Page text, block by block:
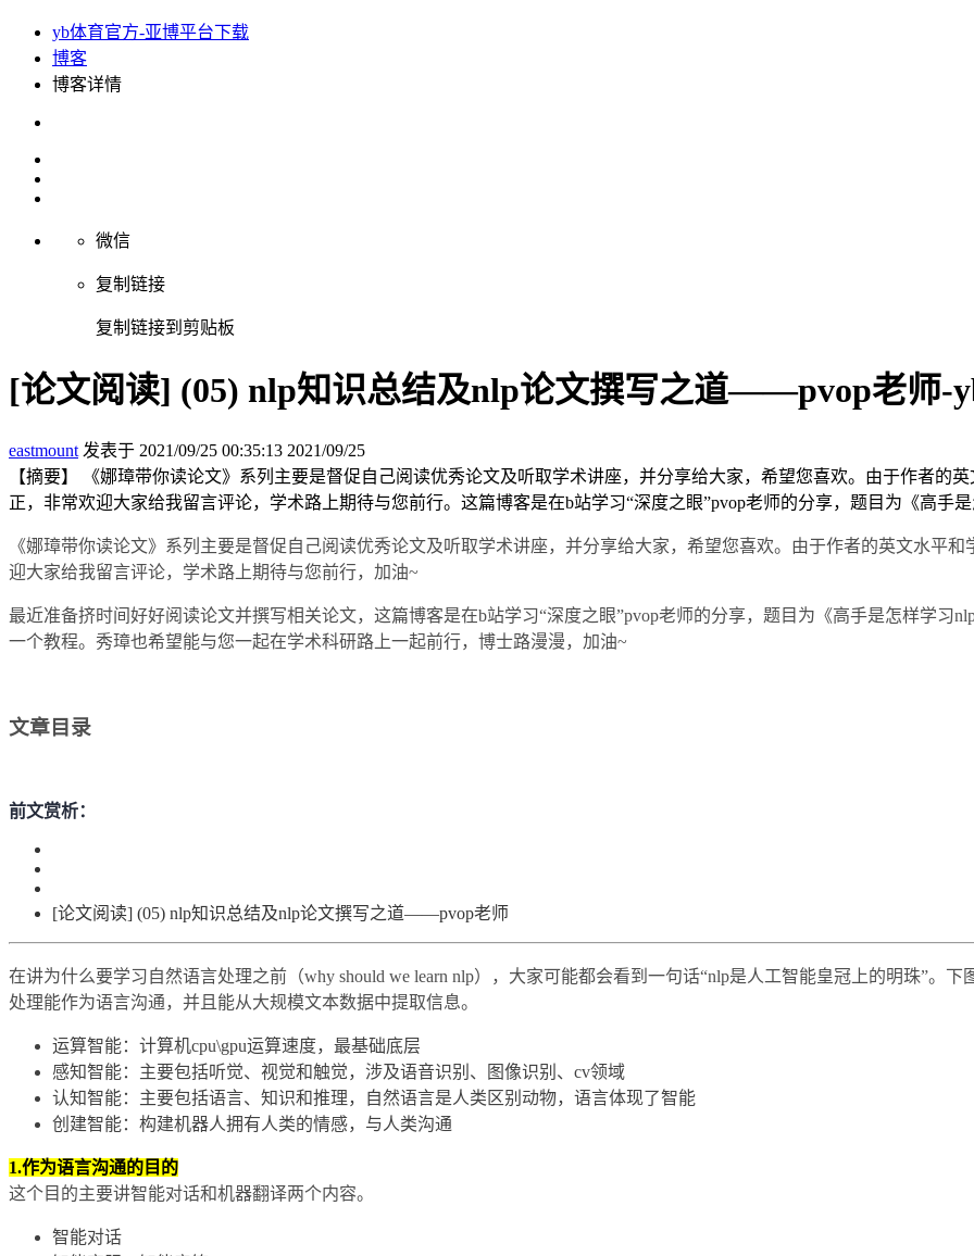
yb体育官方-亚博平台下载
博客
博客详情
微信
复制链接
复制链接到剪贴板
[论文阅读] (05) nlp知识总结及nlp论文撰写之道——pvop老师-
eastmount 发表于 2021/09/25 00:35:13 2021/09/25
【摘要】 《娜璋带你读论文》系列主要是督促自己阅读优秀论文及听取学术讲座，并分享给大家，希望您喜欢。由于作者的
正，非常欢迎大家给我留言评论，学术路上期待与您前行。这篇博客是在b站学习“深度之眼”pvop老师的分享，题目为《高手是
《娜璋带你读论文》系列主要是督促自己阅读优秀论文及听取学术讲座，并分享给大家，希望您喜欢。由于作者的英文水平
迎大家给我留言评论，学术路上期待与您前行，加油~
最近准备挤时间好好阅读论文并撰写相关论文，这篇博客是在b站学习“深度之眼”pvop老师的分享，题目为《高手是怎样学习
一个教程。秀璋也希望能与您一起在学术科研路上一起前行，博士路漫漫，加油~
文章目录
前文赏析：
[论文阅读] (05) nlp知识总结及nlp论文撰写之道——pvop老师
在讲为什么要学习自然语言处理之前（why should we learn nlp），大家可能都会看到一句话“nlp是人工智能皇冠上的明珠”。
处理能作为语言沟通，并且能从大规模文本数据中提取信息。
运算智能：计算机cpu\gpu运算速度，最基础底层
感知智能：主要包括听觉、视觉和触觉，涉及语音识别、图像识别、cv领域
认知智能：主要包括语言、知识和推理，自然语言是人类区别动物，语言体现了智能
创建智能：构建机器人拥有人类的情感，与人类沟通
1.作为语言沟通的目的
这个目的主要讲智能对话和机器翻译两个内容。
智能对话